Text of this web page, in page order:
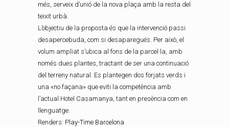
més, serveix d’unió de la nova plaça amb la resta del
teixit urbà.
L’objectiu de la proposta és que la intervenció passi
desapercebuda, com si desaparegués. Per això, el
volum ampliat s’ubica al fons de la parcel·la, amb
només dues plantes, tractant de ser una continuació
del terreny natural. Es plantegen dos forjats verds i
una «no façana» que eviti la competència amb
l’actual Hotel Casamanya, tant en presència com en
llenguatge.
Renders: Play-Time Barcelona